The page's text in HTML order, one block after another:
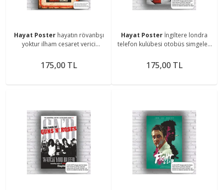
Hayat Poster hayatın rövanbşı
yoktur ilham cesaret verici
retro ahşap poster
175,00 TL
Hayat Poster İngiltere londra
telefon kulübesi otobüs simgeleri
175,00 TL